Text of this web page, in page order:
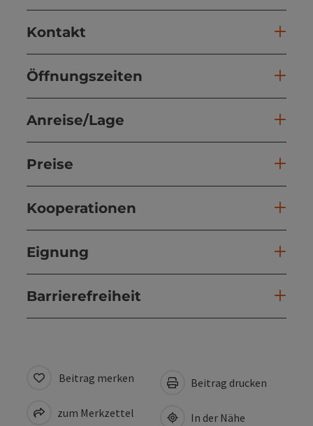
Kontakt
Öffnungszeiten
Anreise/Lage
Preise
Kooperationen
Eignung
Barrierefreiheit
Beitrag merken
zum Merkzettel
Beitrag drucken
In der Nähe